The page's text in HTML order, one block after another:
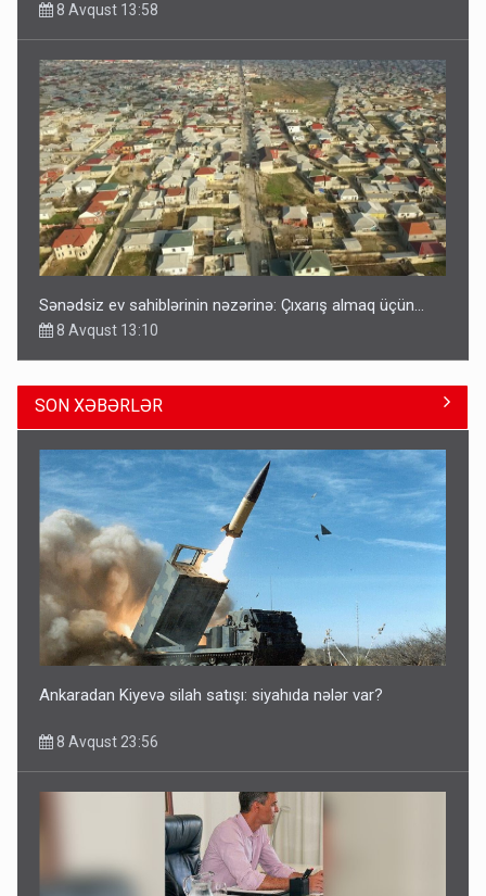
8 Avqust 13:58
Sənədsiz ev sahiblərinin nəzərinə: Çıxarış almaq üçün...
8 Avqust 13:10
Azərbaycan bundan hər il 3 milyard dollar qazanacaq
8 Avqust 23:33
SON XƏBƏRLƏR
Ankaradan Kiyevə silah satışı: siyahıda nələr var?
8 Avqust 23:56